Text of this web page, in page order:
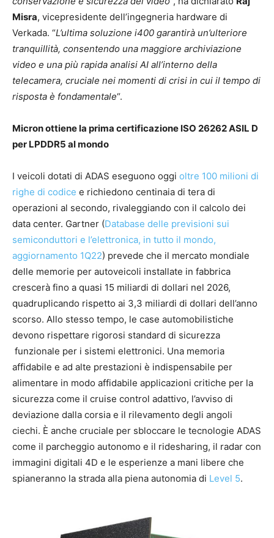
Misra, vicepresidente dell’ingegneria hardware di
Verkada. “L’ultima soluzione i400 garantirà un’ulteriore
tranquillità, consentendo una maggiore archiviazione
video e una più rapida analisi AI all’interno della
telecamera, cruciale nei momenti di crisi in cui il tempo di
risposta è fondamentale“.
Micron ottiene la prima certificazione ISO 26262 ASIL D
per LPDDR5 al mondo
I veicoli dotati di ADAS eseguono oggi oltre 100 milioni di
righe di codice e richiedono centinaia di tera di
operazioni al secondo, rivaleggiando con il calcolo dei
data center. Gartner (Database delle previsioni sui
semiconduttori e l’elettronica, in tutto il mondo,
aggiornamento 1Q22) prevede che il mercato mondiale
delle memorie per autoveicoli installate in fabbrica
crescerà fino a quasi 15 miliardi di dollari nel 2026,
quadruplicando rispetto ai 3,3 miliardi di dollari dell’anno
scorso. Allo stesso tempo, le case automobilistiche
devono rispettare rigorosi standard di sicurezza
funzionale per i sistemi elettronici. Una memoria
affidabile e ad alte prestazioni è indispensabile per
alimentare in modo affidabile applicazioni critiche per la
sicurezza come il cruise control adattivo, l’avviso di
deviazione dalla corsia e il rilevamento degli angoli
ciechi. È anche cruciale per sbloccare le tecnologie ADAS
come il parcheggio autonomo e il ridesharing, il radar con
immagini digitali 4D e le esperienze a mani libere che
spianeranno la strada alla piena autonomia di Level 5.